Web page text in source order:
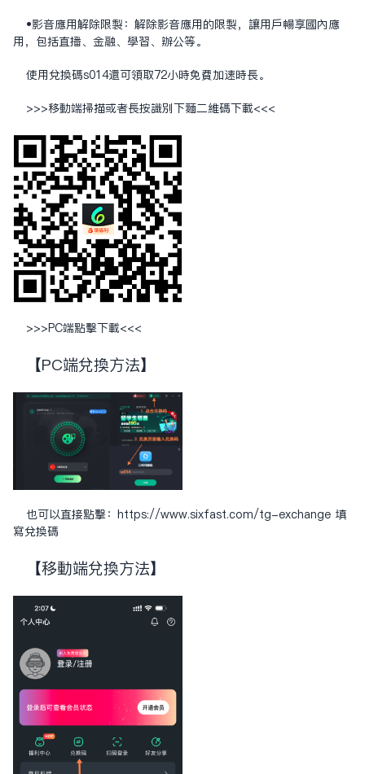
•‌影音应用解除限制‌：解除影音应用的限制，让用户畅享国内应
用，包括直播、金融、学习、办公等。
使用兑换码s014还可领取72小时免费加速时长。
>>>移动端扫描或者长按识别下面二维码下载<<<
>>>PC端点击下载<<<
【PC端兑换方法】
也可以直接点击： https://www.sixfast.com/tg-exchange 填
写兑换码
【移动端兑换方法】